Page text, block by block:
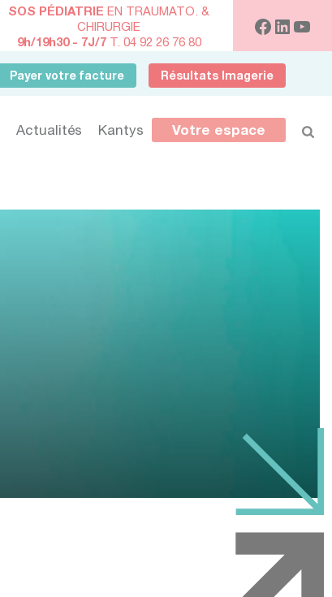
SOS PÉDIATRIE EN TRAUMATO. &
CHIRURGIE
9h/19h30 - 7J/7T. 04 92 26 76 80
Payer votre facture Résultats Imagerie
Actualités Kantys Votre espace